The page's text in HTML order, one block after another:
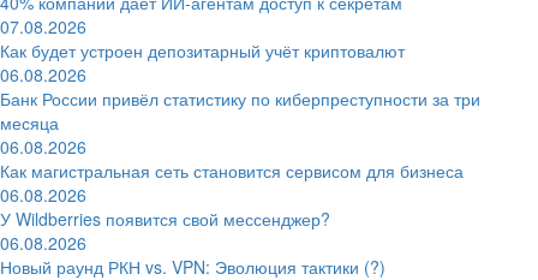
07.08.2026
Как будет устроен депозитарный учёт криптовалют
06.08.2026
Банк России привёл статистику по киберпреступности за три
месяца
06.08.2026
Как магистральная сеть становится сервисом для бизнеса
06.08.2026
У Wildberries появится свой мессенджер?
06.08.2026
Новый раунд РКН vs. VPN: Эволюция тактики (?)